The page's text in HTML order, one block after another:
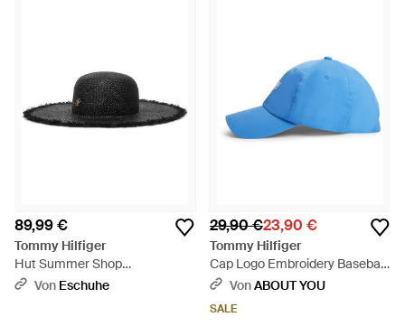
89,99 €
Tommy Hilfiger
Hut Summer Shop
Aw0Aw18673 - Schwarz
Von Eschuhe
29,90 €23,90 €
Tommy Hilfiger
Cap Logo Embroidery Baseball
- Blau
VonABOUT YOU
SALE